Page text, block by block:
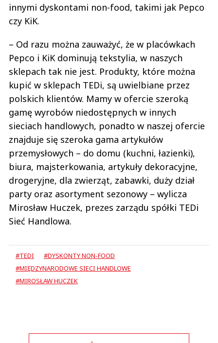
innymi dyskontami non-food, takimi jak Pepco
czy KiK.
– Od razu można zauważyć, że w placówkach
Pepco i KiK dominują tekstylia, w naszych
sklepach tak nie jest. Produkty, które można
kupić w sklepach TEDi, są uwielbiane przez
polskich klientów. Mamy w ofercie szeroką
gamę wyrobów niedostępnych w innych
sieciach handlowych, ponadto w naszej ofercie
znajduje się szeroka gama artykułów
przemysłowych – do domu (kuchni, łazienki),
biura, majsterkowania, artykuły dekoracyjne,
drogeryjne, dla zwierząt, zabawki, duży dział
party oraz asortyment sezonowy – wylicza
Mirosław Huczek, prezes zarządu spółki TEDi
Sieć Handlowa.
#TEDI
#DYSKONTY NON-FOOD
#MIĘDZYNARODOWE SIECI HANDLOWE
#MIROSŁAW HUCZEK